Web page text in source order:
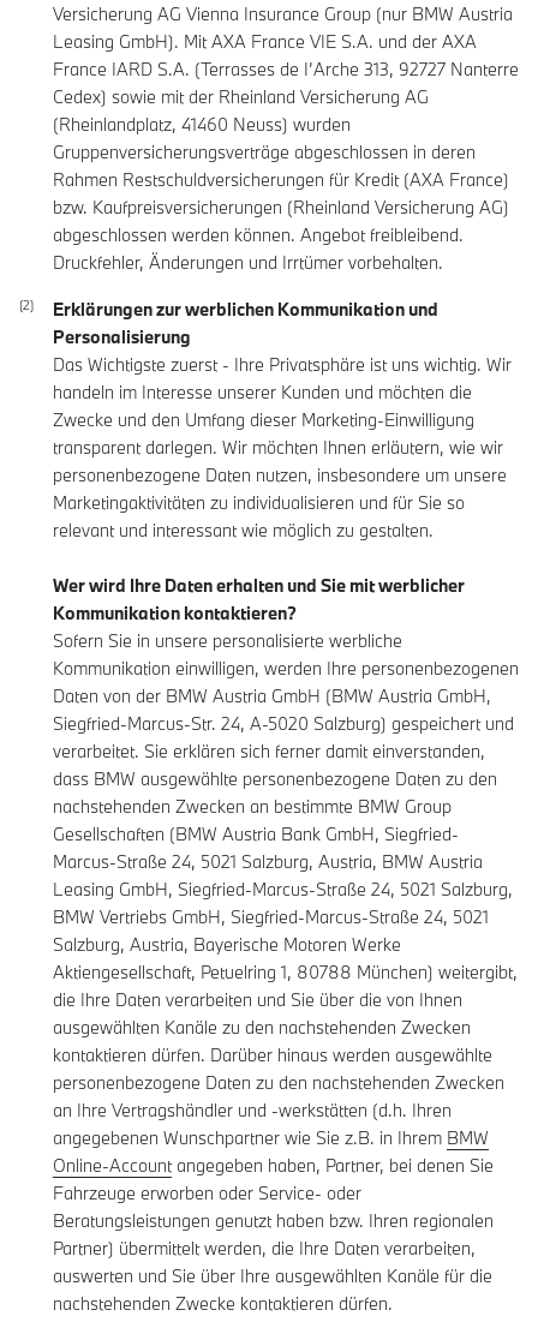
Versicherung AG Vienna Insurance Group (nur BMW Austria
Leasing GmbH). Mit AXA France VIE S.A. und der AXA
France IARD S.A. (Terrasses de I’Arche 313, 92727 Nanterre
Cedex) sowie mit der Rheinland Versicherung AG
(Rheinlandplatz, 41460 Neuss) wurden
Gruppenversicherungsverträge abgeschlossen in deren
Rahmen Restschuldversicherungen für Kredit (AXA France)
bzw. Kaufpreisversicherungen (Rheinland Versicherung AG)
abgeschlossen werden können. Angebot freibleibend.
Druckfehler, Änderungen und Irrtümer vorbehalten.
Erklärungen zur werblichen Kommunikation und
Personalisierung
Das Wichtigste zuerst - Ihre Privatsphäre ist uns wichtig. Wir
handeln im Interesse unserer Kunden und möchten die
Zwecke und den Umfang dieser Marketing-Einwilligung
transparent darlegen. Wir möchten Ihnen erläutern, wie wir
personenbezogene Daten nutzen, insbesondere um unsere
Marketingaktivitäten zu individualisieren und für Sie so
relevant und interessant wie möglich zu gestalten.
Wer wird Ihre Daten erhalten und Sie mit werblicher
Kommunikation kontaktieren?
Sofern Sie in unsere personalisierte werbliche
Kommunikation einwilligen, werden Ihre personenbezogenen
Daten von der BMW Austria GmbH (BMW Austria GmbH,
Siegfried-Marcus-Str. 24, A-5020 Salzburg) gespeichert und
verarbeitet. Sie erklären sich ferner damit einverstanden,
dass BMW ausgewählte personenbezogene Daten zu den
nachstehenden Zwecken an bestimmte BMW Group
Gesellschaften (BMW Austria Bank GmbH, Siegfried-
Marcus-Straße 24, 5021 Salzburg, Austria, BMW Austria
Leasing GmbH, Siegfried-Marcus-Straße 24, 5021 Salzburg,
BMW Vertriebs GmbH, Siegfried-Marcus-Straße 24, 5021
Salzburg, Austria, Bayerische Motoren Werke
Aktiengesellschaft, Petuelring 1, 80788 München) weitergibt,
die Ihre Daten verarbeiten und Sie über die von Ihnen
ausgewählten Kanäle zu den nachstehenden Zwecken
kontaktieren dürfen. Darüber hinaus werden ausgewählte
personenbezogene Daten zu den nachstehenden Zwecken
an Ihre Vertragshändler und -werkstätten (d.h. Ihren
angegebenen Wunschpartner wie Sie z.B. in Ihrem BMW
Online-Accountangegeben haben, Partner, bei denen Sie
Fahrzeuge erworben oder Service- oder
Beratungsleistungen genutzt haben bzw. Ihren regionalen
Partner) übermittelt werden, die Ihre Daten verarbeiten,
auswerten und Sie über Ihre ausgewählten Kanäle für die
nachstehenden Zwecke kontaktieren dürfen.